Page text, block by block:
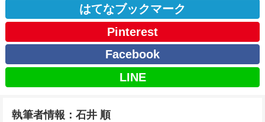
はてなブックマーク
Pinterest
Facebook
LINE
執筆者情報：石井 順